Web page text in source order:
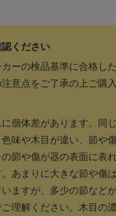
ーの検品基準に合格し
意点をご了承の上ご購
個体差があります。同
味や木目が違い、節や
節や傷が器の表面に表
あまりに大きな節や傷
ますが、多少の節など
理解ください。木目の